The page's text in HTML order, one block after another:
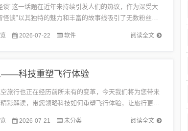
谈"这一话题在近年来持续引发人们的热议，作为深受大
怪谈"以其独特的魅力和丰富的故事线吸引了无数粉丝，
己见...
阅读全文
2026-07-22 软件
——科技重塑飞行体验
旅行也正在经历前所未有的变革，今天我们将为您带来
彩解读，带您领略科技如何重塑飞行体验，让旅行更加
动态信息更新，掌控飞行尽在指尖借助先进的智能系
阅读全文
2026-07-21 未分类